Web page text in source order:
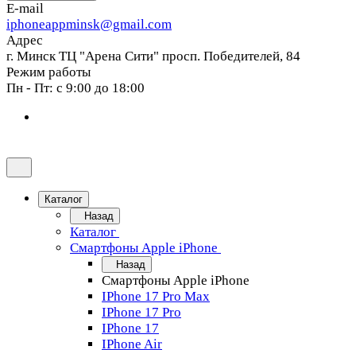
E-mail
iphoneappminsk@gmail.com
Адрес
г. Минск ТЦ "Арена Сити" просп. Победителей, 84
Режим работы
Пн - Пт: с 9:00 до 18:00
Каталог
Назад
Каталог
Смартфоны Apple iPhone
Назад
Смартфоны Apple iPhone
IPhone 17 Pro Max
IPhone 17 Pro
IPhone 17
IPhone Air